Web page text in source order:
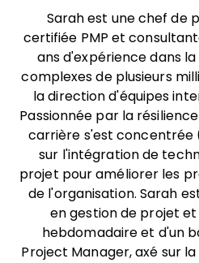
Sarah est une chef de
certifiée PMP et
ans d'expérience dans
complexes de plusieurs
la direction d'équipes
Passionnée par la
carrière s'est
sur l'intégration de
projet pour améliorer les
de l'organisation. Sarah
en gestion de projet
hebdomadaire et d'un
Project Manager, axé sur